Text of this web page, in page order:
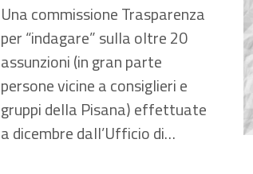
Una commissione Trasparenza
per “indagare” sulla oltre 20
assunzioni (in gran parte
persone vicine a consiglieri e
gruppi della Pisana) effettuate
a dicembre dall’Ufficio di…